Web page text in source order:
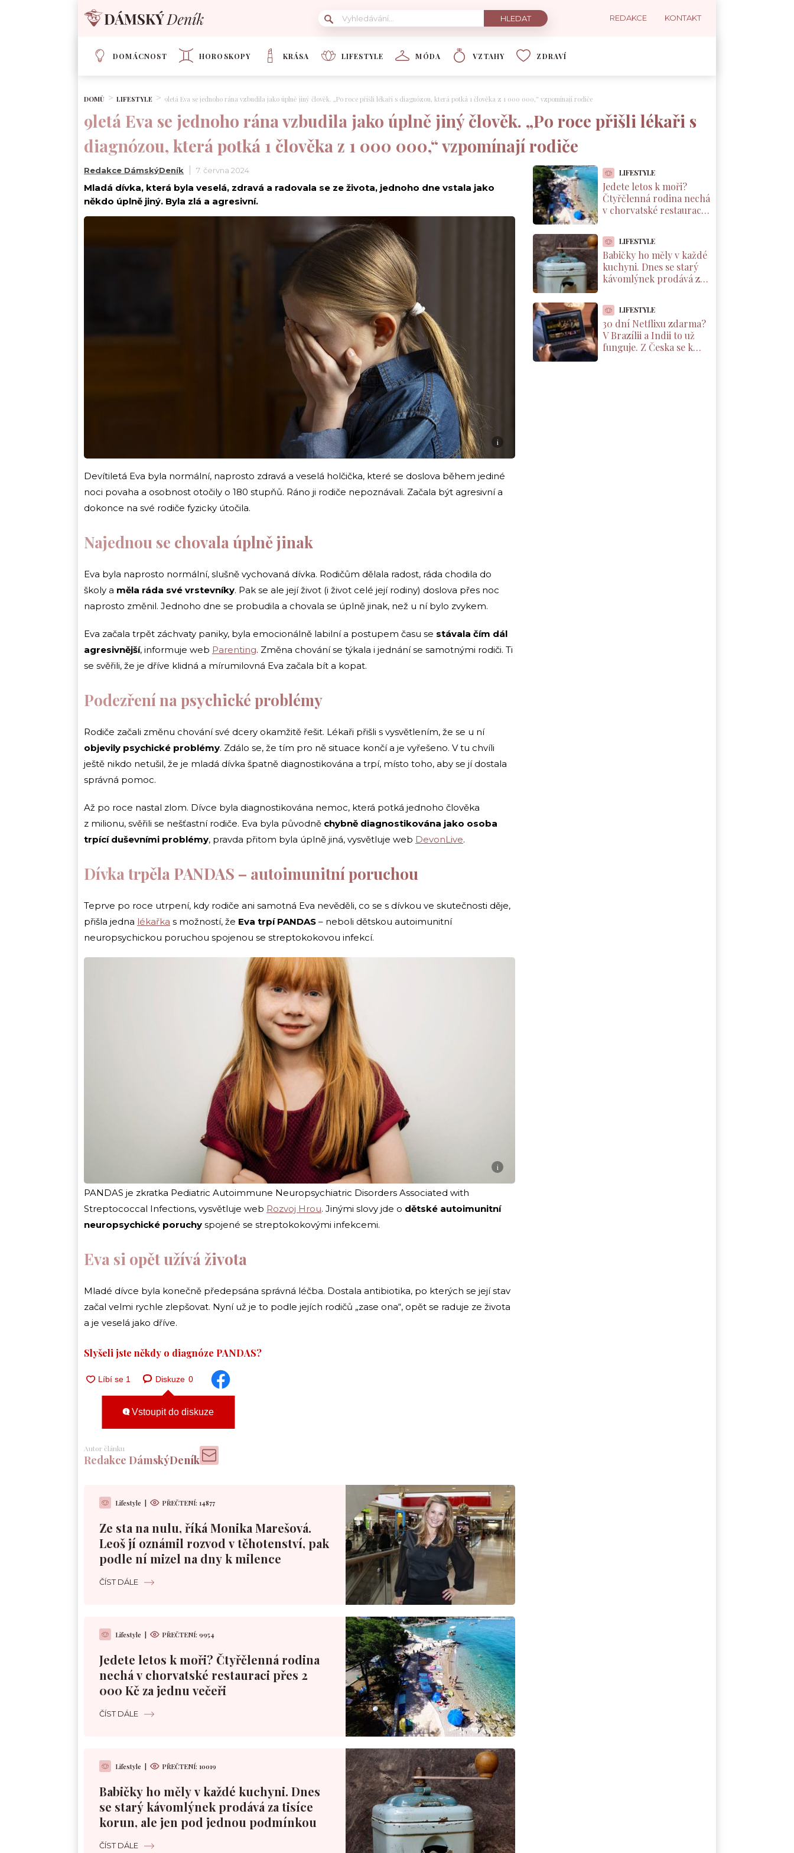
REDAKCE KONTAKT
DOMÁCNOST HOROSKOPY KRÁSA LIFESTYLE MÓDA VZTAHY ZDRAVÍ
DOMŮ LIFESTYLE 9letá Eva se jednoho rána vzbudila jako úplně jiný člověk. „Po roce přišli lékaři s diagnózou, která potká 1 člověka z 1 000 000,“ vzpomínají rodiče
9letá Eva se jednoho rána vzbudila jako úplně jiný člověk. „Po roce přišli lékaři s
diagnózou, která potká 1 člověka z 1 000 000,“ vzpomínají rodiče
Redakce DámskýDeník 7. června 2024
Mladá dívka, která byla veselá, zdravá a radovala se ze života, jednoho dne vstala jako
někdo úplně jiný. Byla zlá a agresivní.
i
Devítiletá Eva byla normální, naprosto zdravá a veselá holčička, které se doslova během jediné
noci povaha a osobnost otočily o 180 stupňů. Ráno ji rodiče nepoznávali. Začala být agresivní a
dokonce na své rodiče fyzicky útočila.
Najednou se chovala úplně jinak
Eva byla naprosto normální, slušně vychovaná dívka. Rodičům dělala radost, ráda chodila do
školy a měla ráda své vrstevníky. Pak se ale její život (i život celé její rodiny) doslova přes noc
naprosto změnil. Jednoho dne se probudila a chovala se úplně jinak, než u ní bylo zvykem.
Eva začala trpět záchvaty paniky, byla emocionálně labilní a postupem času se stávala čím dál
agresivnější, informuje web Parenting. Změna chování se týkala i jednání se samotnými rodiči. Ti
se svěřili, že je dříve klidná a mírumilovná Eva začala bít a kopat.
Podezření na psychické problémy
Rodiče začali změnu chování své dcery okamžitě řešit. Lékaři přišli s vysvětlením, že se u ní
objevily psychické problémy. Zdálo se, že tím pro ně situace končí a je vyřešeno. V tu chvíli
ještě nikdo netušil, že je mladá dívka špatně diagnostikována a trpí, místo toho, aby se jí dostala
správná pomoc.
Až po roce nastal zlom. Dívce byla diagnostikována nemoc, která potká jednoho člověka
z milionu, svěřili se nešťastní rodiče. Eva byla původně chybně diagnostikována jako osoba
trpící duševními problémy, pravda přitom byla úplně jiná, vysvětluje web DevonLive.
Dívka trpěla PANDAS – autoimunitní poruchou
Teprve po roce utrpení, kdy rodiče ani samotná Eva nevěděli, co se s dívkou ve skutečnosti děje,
přišla jedna lékařka s možností, že Eva trpí PANDAS – neboli dětskou autoimunitní
neuropsychickou poruchou spojenou se streptokokovou infekcí.
i
PANDAS je zkratka Pediatric Autoimmune Neuropsychiatric Disorders Associated with
Streptococcal Infections, vysvětluje web Rozvoj Hrou. Jinými slovy jde o dětské autoimunitní
neuropsychické poruchy spojené se streptokokovými infekcemi.
Eva si opět užívá života
Mladé dívce byla konečně předepsána správná léčba. Dostala antibiotika, po kterých se její stav
začal velmi rychle zlepšovat. Nyní už je to podle jejích rodičů „zase ona“, opět se raduje ze života
a je veselá jako dříve.
Slyšeli jste někdy o diagnóze PANDAS?
Diskuze 0
Vstoupit do diskuze
Autor článku
Redakce DámskýDeník
Lifestyle | PŘEČTENÍ: 14877
Ze sta na nulu, říká Monika Marešová.
Leoš jí oznámil rozvod v těhotenství, pak
podle ní mizel na dny k milence
ČÍST DÁLE
Lifestyle | PŘEČTENÍ: 9954
Jedete letos k moři? Čtyřčlenná rodina
nechá v chorvatské restauraci přes 2
000 Kč za jednu večeři
ČÍST DÁLE
Lifestyle | PŘEČTENÍ: 10019
Babičky ho měly v každé kuchyni. Dnes
se starý kávomlýnek prodává za tisíce
korun, ale jen pod jednou podmínkou
ČÍST DÁLE
LIFESTYLE
Jedete letos k moři?
Čtyřčlenná rodina nechá
v chorvatské restauraci
večeři
LIFESTYLE
Babičky ho měly v každé
kuchyni. Dnes se starý
kávomlýnek prodává za
jednou podmínkou
LIFESTYLE
30 dní Netflixu zdarma?
V Brazílii a Indii to už
funguje. Z Česka se k